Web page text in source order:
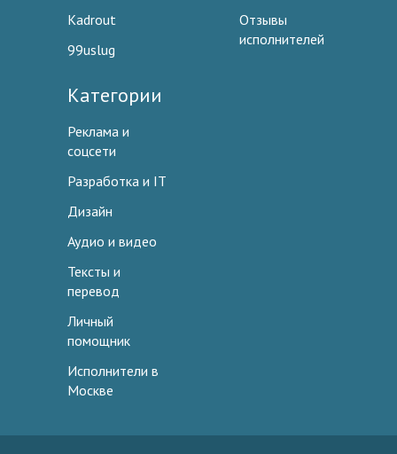
Kadrout
99uslug
Отзывы
исполнителей
Категории
Реклама и
соцсети
Разработка и IT
Дизайн
Аудио и видео
Тексты и
перевод
Личный
помощник
Исполнители в
Москве